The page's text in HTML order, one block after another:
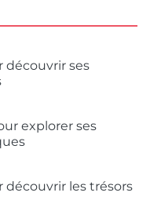
découvrir ses
explorer ses
les trésors